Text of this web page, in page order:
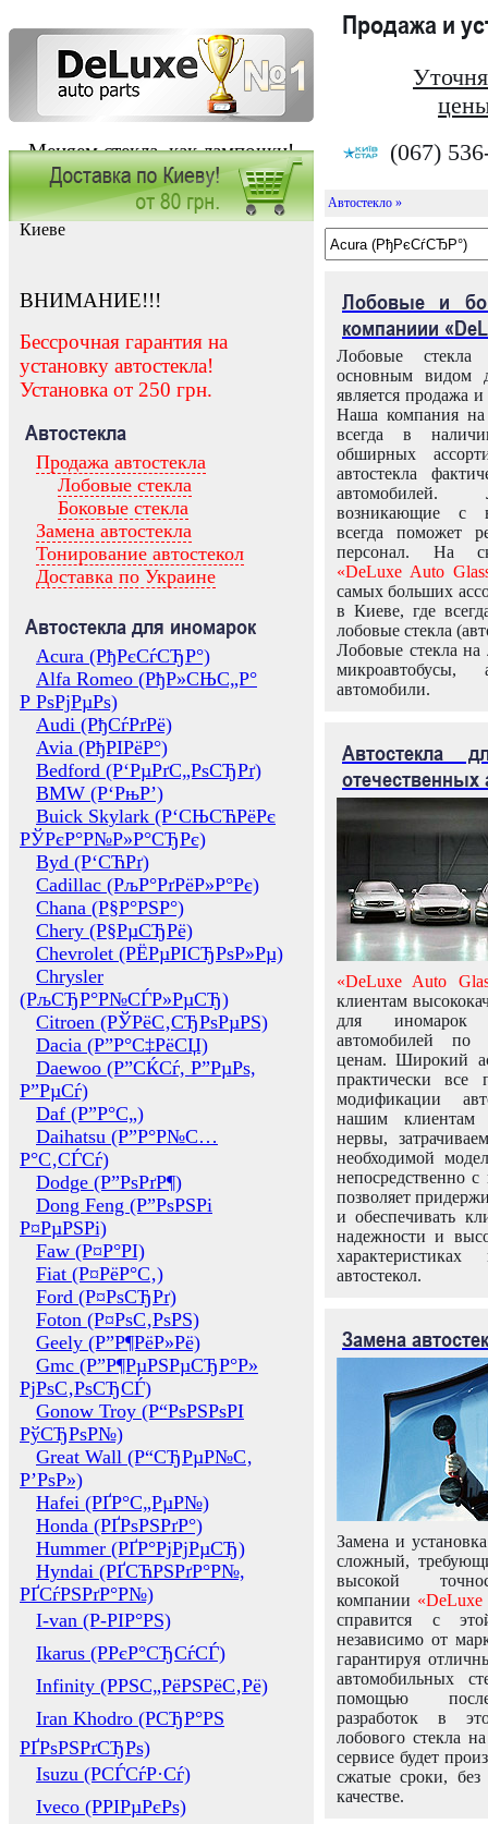
Меняем стекла, как лампочки!
Продажа и
(067)
Заказать установку автостекла в
Киеве
ВНИМАНИЕ!!!
Бессрочная гарантия на
установку автостекла!
Установка от 250 грн.
Автостекла
Продажа автостекла
Лобовые стекла
Боковые стекла
Замена автостекла
Тонирование автостекол
Доставка по Украине
Автостекла для иномарок
Acura (РђРєСѓСЂР°)
Alfa Romeo (РђР»СЊС„Р°
Р РѕРјРµРѕ)
Audi (РђСѓРґРё)
Avia (РђРІРёР°)
Bedford (Р‘РµРґС„РѕСЂРґ)
BMW (Р‘РњР’)
Buick Skylark (Р‘СЊСЋРёРє
РЎРєР°Р№Р»Р°СЂРє)
Byd (Р‘СЋРґ)
Cadillac (РљР°РґРёР»Р°Рє)
Chana (Р§Р°РЅР°)
Chery (Р§РµСЂРё)
Chevrolet (РЁРµРІСЂРѕР»Рµ)
Chrysler
(РљСЂР°Р№СЃР»РµСЂ)
Citroen (РЎРёС‚СЂРѕРµРЅ)
Dacia (Р”Р°С‡РёСЏ)
Daewoo (Р”СЌСѓ, Р”РµРѕ,
Р”РµСѓ)
Daf (Р”Р°С„)
Daihatsu (Р”Р°Р№С…
Р°С‚СЃСѓ)
Dodge (Р”РѕРґР¶)
Dong Feng (Р”РѕРЅРі
Р¤РµРЅРі)
Faw (Р¤Р°РІ)
Fiat (Р¤РёР°С‚)
Ford (Р¤РѕСЂРґ)
Foton (Р¤РѕС‚РѕРЅ)
Geely (Р”Р¶РёР»Рё)
Gmc (Р”Р¶РµРЅРµСЂР°Р»
РјРѕС‚РѕСЂСЃ)
Gonow Troy (Р“РѕРЅРѕРІ
РўСЂРѕР№)
Great Wall (Р“СЂРµР№С‚
Р’РѕР»)
Hafei (РҐР°С„РµР№)
Honda (РҐРѕРЅРґР°)
Hummer (РҐР°РјРјРµСЂ)
Hyndai (РҐСЋРЅРґР°Р№,
РҐСѓРЅРґР°Р№)
I-van (Р-РІР°РЅ)
Ikarus (РРєР°СЂСѓСЃ)
Infinity (РРЅС„РёРЅРёС‚Рё)
Iran Khodro (РСЂР°РЅ
РҐРѕРЅРґСЂРѕ)
Isuzu (РСЃСѓР·Сѓ)
Iveco (РРІРµРєРѕ)
Автостекло »
Лобовые и
компаниии
Лобовые
основным видом
является продажа и
Наша компания на
всегда в
обширных
автостекла
возникающие с
всегда поможет
персонал. На
«DeLuxe Auto
самых больших
в Киеве, где
лобовые стекла
Лобовые стекла на
микроавтобусы,
автомобили.
Автостекла
отечественных
«DeLuxe Auto
клиентам
для иномарок
автомобилей
ценам. Широкий
практически все
модификации
нашим клиентам
нервы,
необходимой
непосредственно
позволяет
и обеспечивать
надежности и
автостекол.
Замена
Замена и
сложный,
высокой
компании «DeLuxe
справится с
независимо от
гарантируя
автомобильных
помощью
разработок в
лобового стекла
сервисе будет
сжатые сроки,
качестве.